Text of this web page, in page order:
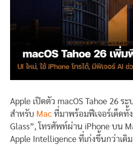
Apple เปิดตัว macOS Tahoe 26 ร
สำหรับ Mac ที่มาพร้อมฟีเจอร์เด็ดทั้
Glass”, โทรศัพท์ผ่าน iPhone บน
Apple Intelligence ที่เก่งขึ้นกว่าเดิม